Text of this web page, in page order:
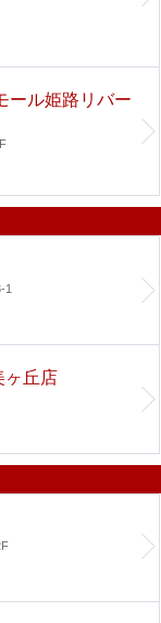
ール姫路リバー
1
ヶ丘店